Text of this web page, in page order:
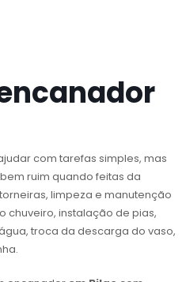
com tarefas simples, mas
ruim quando feitas da
limpeza e manutenção
chuveiro, instalação de pias,
troca da descarga do vaso,